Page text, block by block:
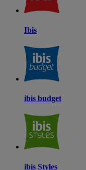
Ibis
ibis budget
ibis Styles